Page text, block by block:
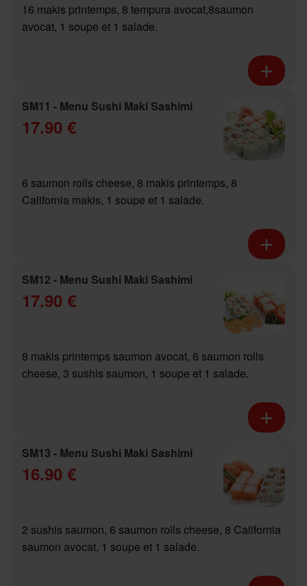
16 makis printemps, 8 tempura avocat,8saumon
avocat, 1 soupe et 1 salade.
SM11 - Menu Sushi Maki Sashimi
17.90 €
6 saumon rolls cheese, 8 makis printemps, 8
California makis, 1 soupe et 1 salade.
SM12 - Menu Sushi Maki Sashimi
17.90 €
8 makis printemps saumon avocat, 6 saumon rolls
cheese, 3 sushis saumon, 1 soupe et 1 salade.
SM13 - Menu Sushi Maki Sashimi
16.90 €
2 sushis saumon, 6 saumon rolls cheese, 8 California
saumon avocat, 1 soupe et 1 salade.